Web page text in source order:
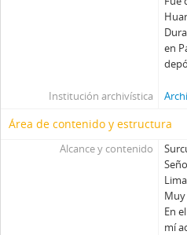
en
Institución archivística
Área de contenido y estructura
Alcance y contenido
Lima
En
mí